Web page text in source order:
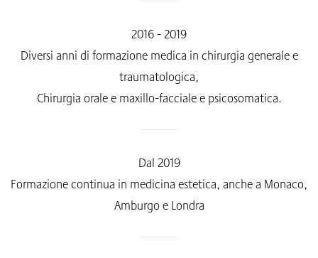
2016 - 2019
Diversi anni di formazione medica in chirurgia generale e
traumatologica,
Chirurgia orale e maxillo-facciale e psicosomatica.
Dal 2019
Formazione continua in medicina estetica, anche a Monaco,
Amburgo e Londra